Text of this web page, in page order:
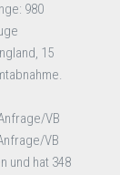
980
15
VB
VB
und hat 348